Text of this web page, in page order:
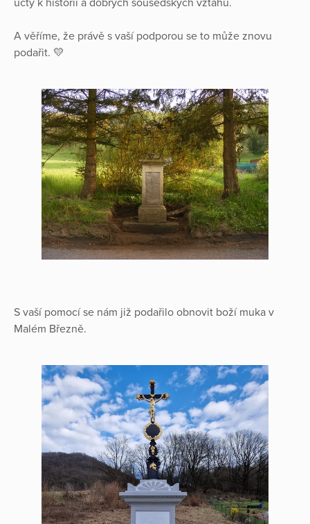
úcty k historii a dobrých sousedských vztahů.
A věříme, že právě s vaší podporou se to může znovu
podařit. 💛
S vaší pomocí se nám již podařilo obnovit boží muka v
Malém Březně.